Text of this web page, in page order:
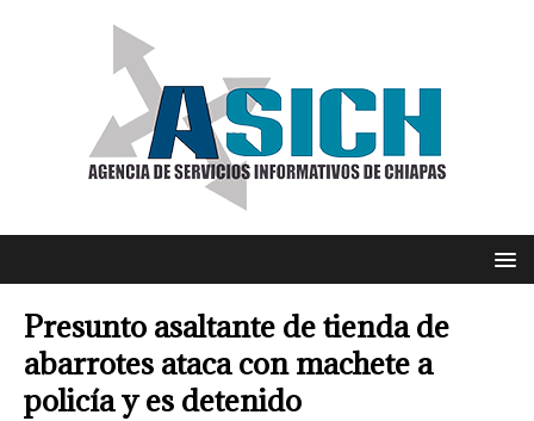
Presunto asaltante de tienda de
abarrotes ataca con machete a
policía y es detenido